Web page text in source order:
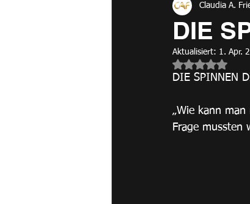
Natural Leadership
DIE
Claudia A.
Aktualisiert: 1. Apr.
Mit NaN von
DIE SPINNEN
„Wie kann man
Frage mussten